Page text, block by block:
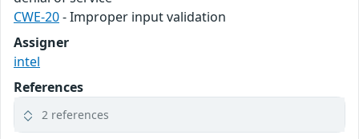
CWE-20- Improper input validation
Assigner
intel
References
2 references